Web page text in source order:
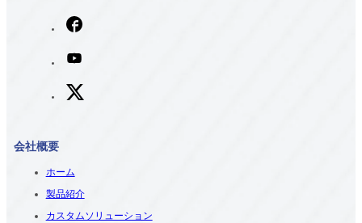
会社概要
ホーム
製品紹介
カスタムソリューション